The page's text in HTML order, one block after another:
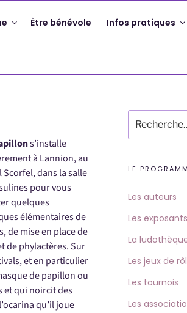
Être bénévole Infos pratiques
s’installe
à Lannion, au
Scorfel, dans la salle
pour vous
quelques
élémentaires de
de mise en place de
de phylactères. Sur
et en particulier
de papillon ou
et qui noircit des
qu’il joue
pour
:
LE
Les auteurs
Les exposants
La
Les jeux de
Les tournois
Les